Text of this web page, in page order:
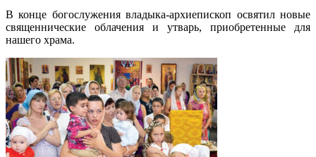
В конце богослужения владыка-архиепископ освятил новые
священнические облачения и утварь, приобретенные для
нашего храма.